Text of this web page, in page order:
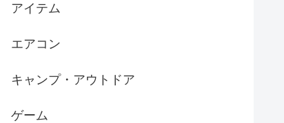
アイテム
エアコン
キャンプ・アウトドア
ゲーム